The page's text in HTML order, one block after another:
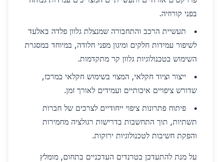
בפני קורוזיה.
תעשיית הרכב והתחבורה שמנצלת גלוון פלדה באלעד
לשיפור עמידות חלקים ומיגון מפני חלודה, במיוחד במסגרת
השימוש בטכנולוגיות גלוון קר מתקדמות.
ייצור וציוד חקלאי, המצוי בשימוש חקלאי במרכז,
שדורש ציפויים איכותיים ועמידים לאורך זמן.
פיתוח פתרונות ציפוי ייחודיים לצרכים של חברות
תשתיות, תוך התחשבות בדרישות רגולציה מחמירות
והפקת חשיבות לטכנולוגיות ירוקות.
על מנת להתעדכן בטרנדים העדכניים בתחום, מומלץ